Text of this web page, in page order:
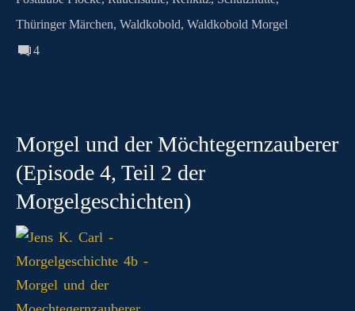
Thüringer Märchen, Waldkobold, Waldkobold Morgel
4
Morgel und der Möchtegernzauberer
(Episode 4, Teil 2 der
Morgelgeschichten)